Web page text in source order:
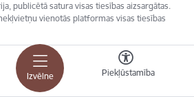
Izvēlne Piekļūstamība
publicētā satura visas tiesības aizsargātas.
vienotās platformas visas tiesības